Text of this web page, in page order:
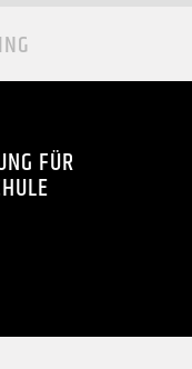
FÜR